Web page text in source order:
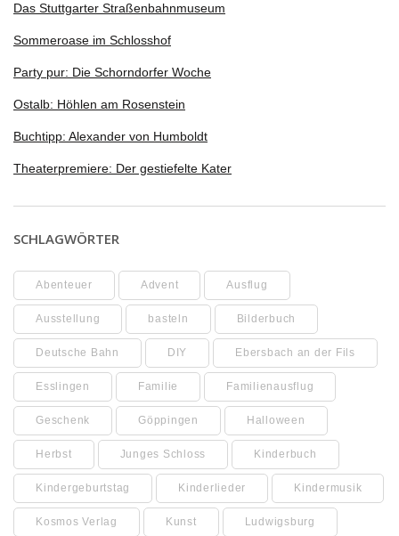
Das Stuttgarter Straßenbahnmuseum
Sommeroase im Schlosshof
Party pur: Die Schorndorfer Woche
Ostalb: Höhlen am Rosenstein
Buchtipp: Alexander von Humboldt
Theaterpremiere: Der gestiefelte Kater
SCHLAGWÖRTER
Abenteuer Advent Ausflug
Ausstellung basteln Bilderbuch
Deutsche Bahn DIY Ebersbach an der Fils
Esslingen Familie Familienausflug
Geschenk Göppingen Halloween
Herbst Junges Schloss Kinderbuch
Kindergeburtstag Kinderlieder Kindermusik
Kosmos Verlag Kunst Ludwigsburg